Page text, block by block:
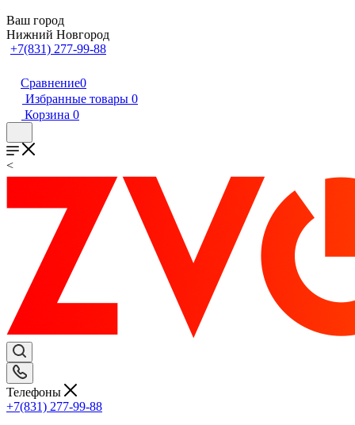
Ваш город
Нижний Новгород
+7(831) 277-99-88
Сравнение0
Избранные товары 0
Корзина 0
<
Телефоны
+7(831) 277-99-88